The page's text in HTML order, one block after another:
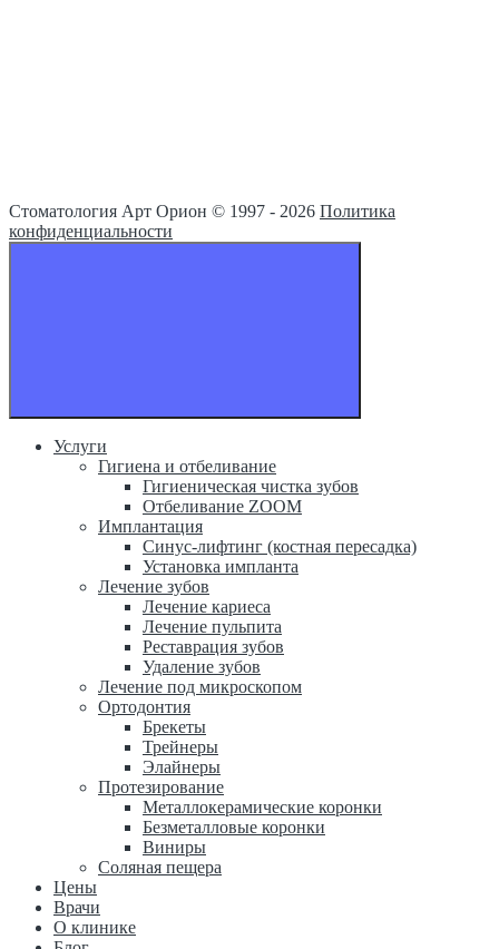
Стоматология Арт Орион © 1997 - 2026 Политика
конфиденциальности
Услуги
Гигиена и отбеливание
Гигиеническая чистка зубов
Отбеливание ZOOM
Имплантация
Синус-лифтинг (костная пересадка)
Установка импланта
Лечение зубов
Лечение кариеса
Лечение пульпита
Реставрация зубов
Удаление зубов
Лечение под микроскопом
Ортодонтия
Брекеты
Трейнеры
Элайнеры
Протезирование
Металлокерамические коронки
Безметалловые коронки
Виниры
Соляная пещера
Цены
Врачи
О клинике